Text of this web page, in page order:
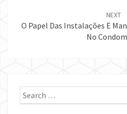
NEXT
O Papel Das Instalações E
No
Search
for: